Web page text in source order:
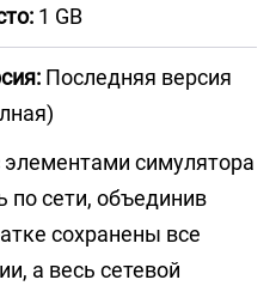
1 GB
Последняя версия
элементами симулятора
по сети, объединив
сохранены все
а весь сетевой